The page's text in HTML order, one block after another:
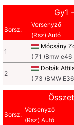
Gy1
Sorsz.
Versenyző
(Rsz) Autó
1
Mócsány
( 71 )Bmw e46
2
Dobák
( 73 )BMW E36
Sorsz.
Versenyző
(Rsz) Autó